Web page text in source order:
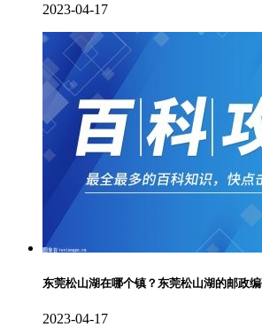
2023-04-17
东莞松山湖在哪个镇？东莞松山湖的邮政
2023-04-17